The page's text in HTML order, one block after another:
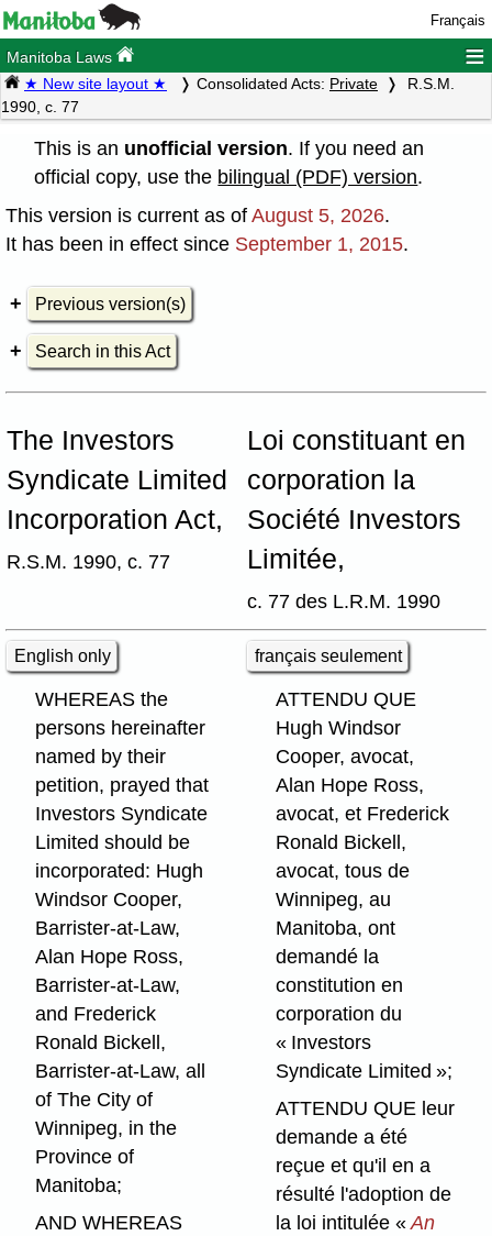
Français
Manitoba Laws ≡
★ New site layout ★ Consolidated Acts: Private
R.S.M.
1990, c. 77
This is an unofficial version. If you need an
official copy, use the bilingual (PDF) version.
This version is current as of August 5, 2026.
It has been in effect since September 1, 2015.
Previous version(s)
Search in this Act
The Investors
Syndicate Limited
Incorporation Act,
R.S.M. 1990, c. 77
Loi constituant en
corporation la
Société Investors
Limitée,
c. 77 des L.R.M. 1990
English only français seulement
WHEREAS the
persons hereinafter
named by their
petition, prayed that
Investors Syndicate
Limited should be
incorporated: Hugh
Windsor Cooper,
Barrister-at-Law,
Alan Hope Ross,
Barrister-at-Law,
and Frederick
Ronald Bickell,
Barrister-at-Law, all
of The City of
Winnipeg, in the
Province of
Manitoba;
AND WHEREAS
ATTENDU QUE
Hugh Windsor
Cooper, avocat,
Alan Hope Ross,
avocat, et Frederick
Ronald Bickell,
avocat, tous de
Winnipeg, au
Manitoba, ont
demandé la
constitution en
corporation du
« Investors
Syndicate Limited »;
ATTENDU QUE leur
demande a été
reçue et qu'il en a
résulté l'adoption de
la loi intitulée «An